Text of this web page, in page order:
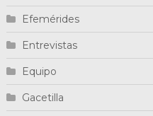
Efemérides
Entrevistas
Equipo
Gacetilla